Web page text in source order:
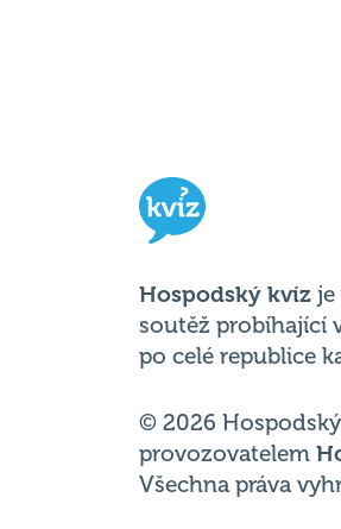
Hospodský kvíz
soutěž probíhající
po celé republice
© 2026
provozovatelem
Všechna práva